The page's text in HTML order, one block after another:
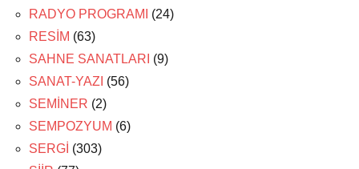
RADYO PROGRAMI
(24)
RESİM (63)
SAHNE SANATLARI (9)
SANAT-YAZI (56)
SEMİNER (2)
SEMPOZYUM (6)
SERGİ (303)